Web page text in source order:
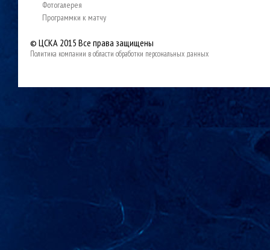
Фотогалерея
Программки к матчу
© ЦСКА 2015 Все права защищены
Политика компании в области обработки персональных данных